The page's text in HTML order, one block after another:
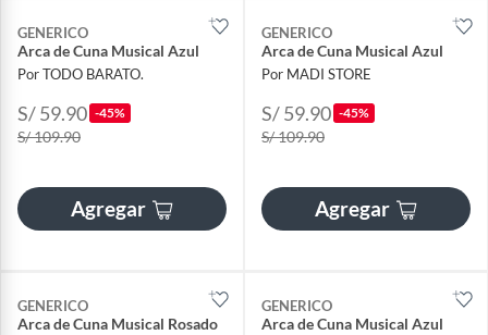
GENERICO
Arca de Cuna Musical Azul
Por TODO BARATO.
S/ 59.90 -45%
S/ 109.90
Agregar
GENERICO
Arca de Cuna Musical Azul
Por MADI STORE
S/ 59.90 -45%
S/ 109.90
Agregar
GENERICO
Arca de Cuna Musical Rosado
GENERICO
Arca de Cuna Musical Azul